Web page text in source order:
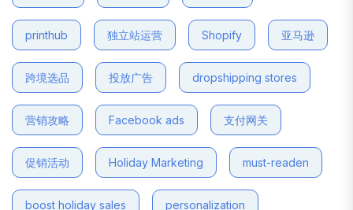
printhub 独立站运营 Shopify 亚马逊
跨境选品 投放广告 dropshipping stores
营销攻略 Facebook ads 支付网关
促销活动 Holiday Marketing must-readen
boost holiday sales personalization